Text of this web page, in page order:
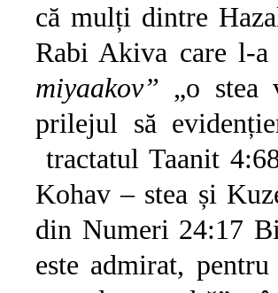
că mulți dintre
Rabi Akiva care l-
miyaakov” „o stea
prilejul să
tractatul Taanit
Kohav – stea și
din Numeri 24:17
este admirat,